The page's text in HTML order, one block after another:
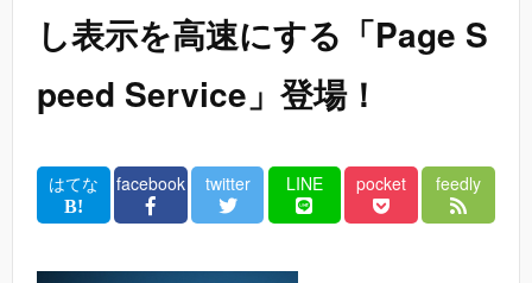
し表示を高速にする「Page S
peed Service」登場！
はてな facebook twitter LINE pocket feedly